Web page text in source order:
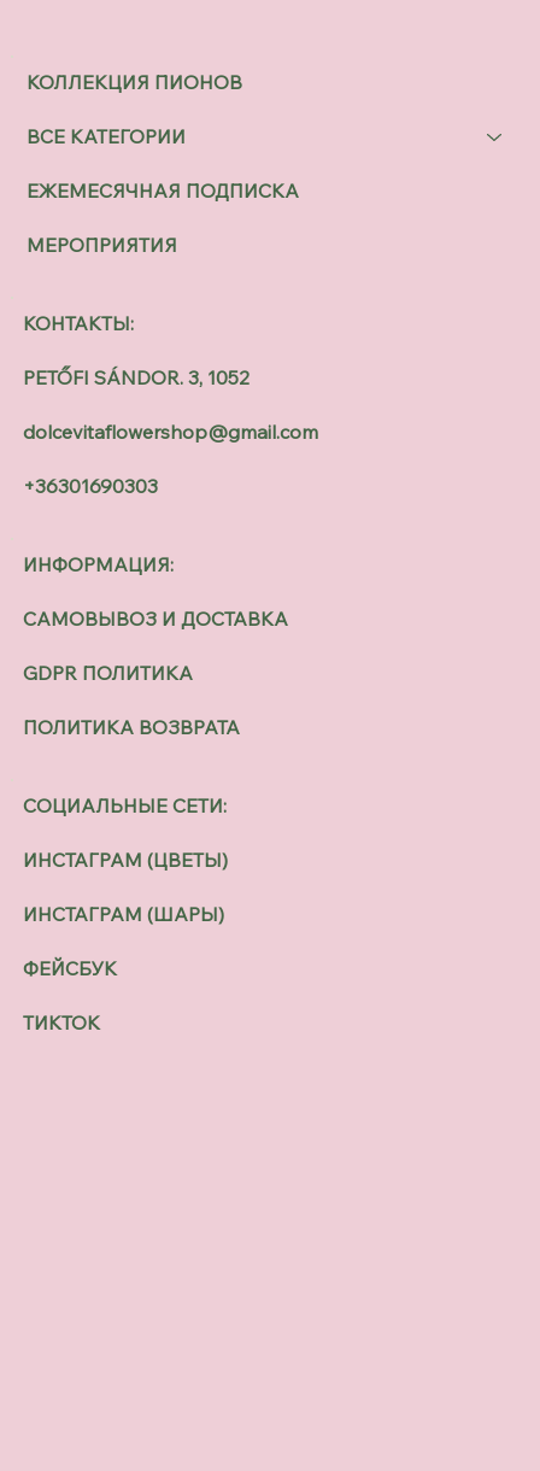
КОЛЛЕКЦИЯ ПИОНОВ
ВСЕ КАТЕГОРИИ
ЕЖЕМЕСЯЧНАЯ ПОДПИСКА
МЕРОПРИЯТИЯ
ИНФОРМАЦИЯ:
САМОВЫВОЗ И ДОСТАВКА
GDPR ПОЛИТИКА
ПОЛИТИКА ВОЗВРАТА
СОЦИАЛЬНЫЕ СЕТИ:
ИНСТАГРАМ (ЦВЕТЫ)
ИНСТАГРАМ (ШАРЫ)
ФЕЙСБУК
ТИКТОК
КОНТАКТЫ:
PETŐFI SÁNDOR. 3, 1052
dolcevitaflowershop@gmail.com
+36301690303